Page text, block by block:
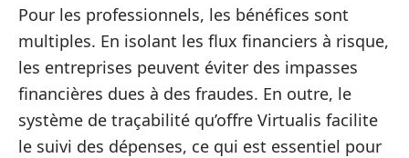
Pour les professionnels, les bénéfices sont
multiples. En isolant les flux financiers à risque,
les entreprises peuvent éviter des impasses
financières dues à des fraudes. En outre, le
système de traçabilité qu’offre Virtualis facilite
le suivi des dépenses, ce qui est essentiel pour